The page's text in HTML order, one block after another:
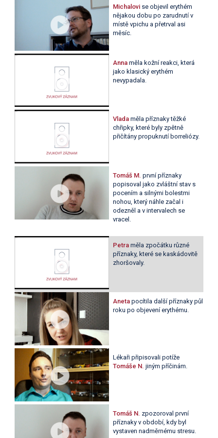
Michalovi se objevil erythém
nějakou dobu po zarudnutí v
místě vpichu a přetrval asi
měsíc.
Anna měla kožní reakci, která
jako klasický erythém
nevypadala.
Vlada měla příznaky těžké
chřipky, které byly zpětně
přičítány propuknutí borreliózy.
Tomáš M. první příznaky
popisoval jako zvláštní stav s
pocením a silnými bolestmi
nohou, který náhle začal i
odezněl a v intervalech se
vracel.
Petra měla zpočátku různé
příznaky, které se kaskádovitě
zhoršovaly.
Aneta pocítila další příznaky půl
roku po objevení erythému.
Lékaři připisovali potíže
Tomáše N. jiným příčinám.
Tomáš N. zpozoroval první
příznaky v období, kdy byl
vystaven nadměrnému stresu.